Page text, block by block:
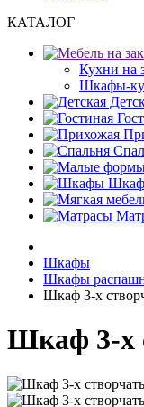
КАТАЛОГ
Кухни на
Шкафы-
Шкафы
Шкафы
Шкаф 3-х
Шкаф 3-х